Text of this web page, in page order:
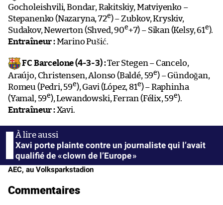
Gocholeishvili, Bondar, Rakitskiy, Matviyenko –
Stepanenko (Nazaryna, 72e) – Zubkov, Kryskiv,
Sudakov, Newerton (Shved, 90e+7) – Sikan (Kelsy, 61e).
Entraîneur :Marino Pušić.
FC Barcelone (4-3-3) :Ter Stegen – Cancelo,
Araújo, Christensen, Alonso (Baldé, 59e) – Gündoğan,
Romeu (Pedri, 59e), Gavi (López, 81e) – Raphinha
(Yamal, 59e), Lewandowski, Ferran (Félix, 59e).
Entraîneur :Xavi.
Xavi porte plainte contre un journaliste qui l’avait
qualifié de « clown de l’Europe »
AEC, au Volksparkstadion
Commentaires